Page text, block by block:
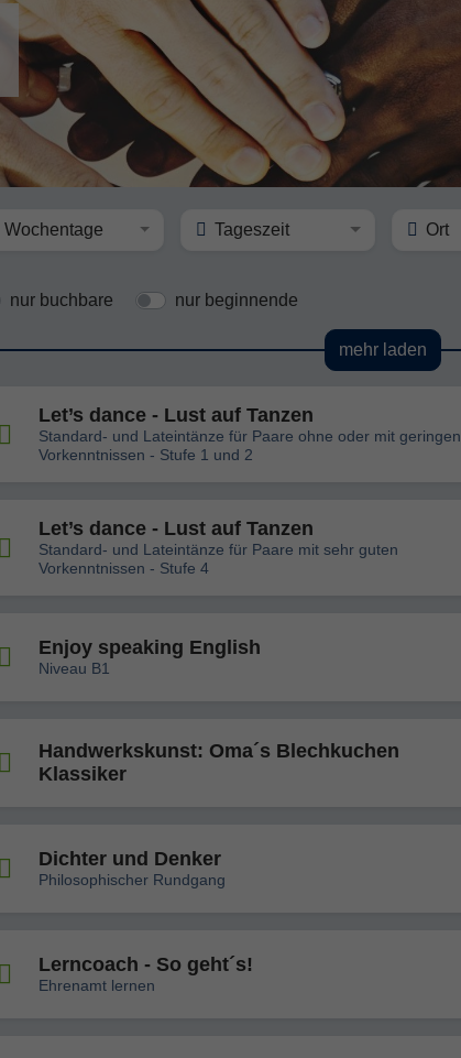
Wochentage Tageszeit Ort
nur buchbare nur beginnende
mehr laden
Let’s dance - Lust auf Tanzen
Standard- und Lateintänze für Paare ohne oder mit geringen
Vorkenntnissen - Stufe 1 und 2
Let’s dance - Lust auf Tanzen
Standard- und Lateintänze für Paare mit sehr guten
Vorkenntnissen - Stufe 4
Enjoy speaking English
Niveau B1
Handwerkskunst: Oma´s Blechkuchen
Klassiker
Dichter und Denker
Philosophischer Rundgang
Lerncoach - So geht´s!
Ehrenamt lernen